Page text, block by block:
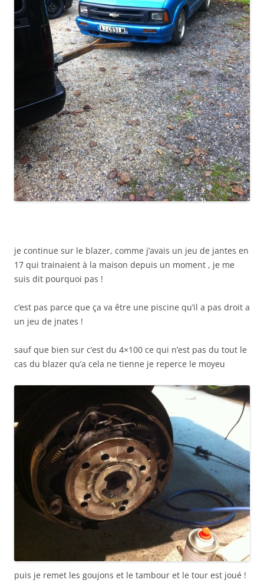
je continue sur le blazer, comme j’avais un jeu de jantes en
17 qui trainaient à la maison depuis un moment , je me
suis dit pourquoi pas !
c’est pas parce que ça va être une piscine qu’il a pas droit a
un jeu de jnates !
sauf que bien sur c’est du 4×100 ce qui n’est pas du tout le
cas du blazer qu’a cela ne tienne je reperce le moyeu
puis je remet les goujons et le tambour et le tour est joué !